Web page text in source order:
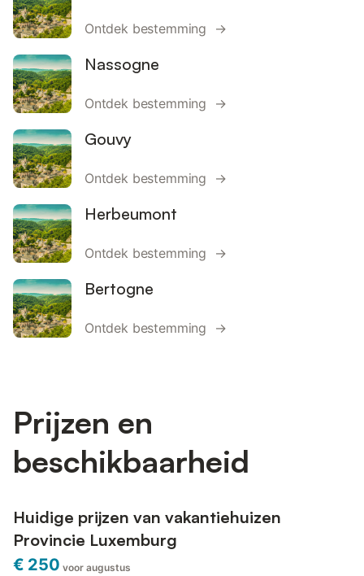
Ontdek bestemming →
Nassogne
Ontdek bestemming →
Gouvy
Ontdek bestemming →
Herbeumont
Ontdek bestemming →
Bertogne
Ontdek bestemming →
Prijzen en
beschikbaarheid
Huidige prijzen van vakantiehuizen
Provincie Luxemburg
€ 250 voor augustus